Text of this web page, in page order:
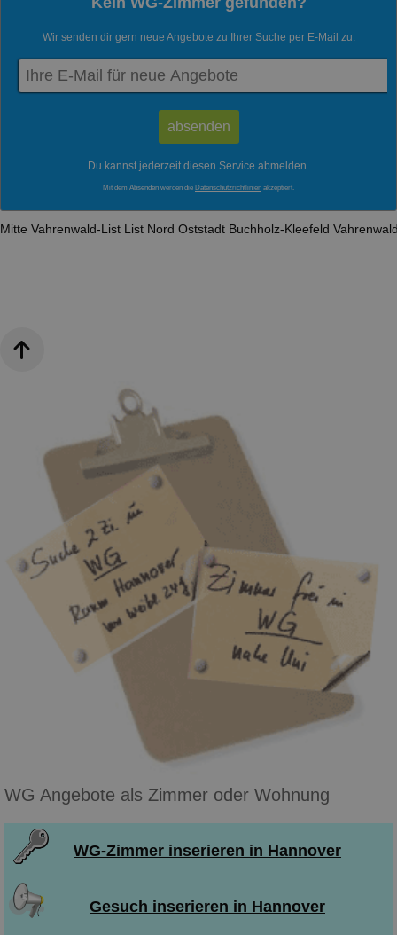
Wir senden dir gern neue Angebote zu Ihrer Suche per E-Mail zu:
Du kannst jederzeit diesen Service abmelden.
Mit dem Absenden werden die Datenschutzrichtlinien akzeptiert.
Mitte Vahrenwald-List List Nord Oststadt Buchholz-Kleefeld
WG Angebote als Zimmer oder Wohnung
WG-Zimmer inserieren in Hannover
Gesuch inserieren in Hannover